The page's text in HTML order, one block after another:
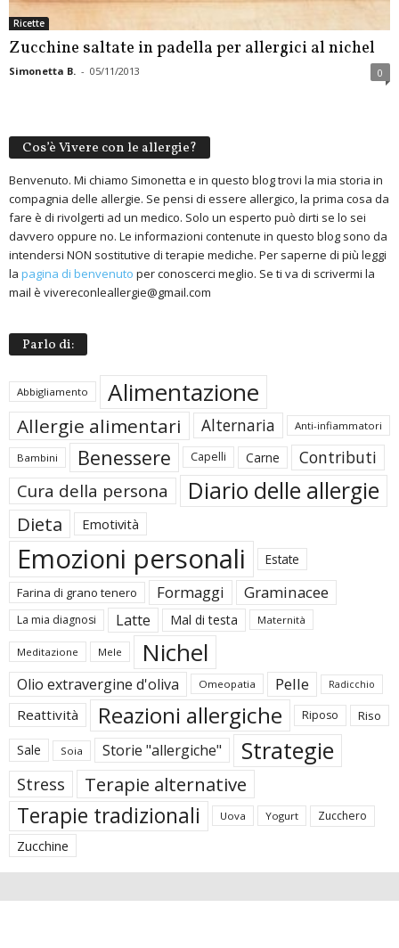
Ricette
Zucchine saltate in padella per allergici al nichel
Simonetta B. - 05/11/2013 0
Cos’è Vivere con le allergie?
Benvenuto. Mi chiamo Simonetta e in questo blog trovi la mia storia in
compagnia delle allergie. Se pensi di essere allergico, la prima cosa da
fare è di rivolgerti ad un medico. Solo un esperto può dirti se lo sei
davvero oppure no. Le informazioni contenute in questo blog sono da
intendersi NON sostitutive di terapie mediche. Per saperne di più leggi
la pagina di benvenuto per conoscerci meglio. Se ti va di scrivermi la
mail è vivereconleallergie@gmail.com
Parlo di:
Abbigliamento Alimentazione
Allergie alimentari Alternaria Anti-infiammatori
Bambini Benessere Capelli Carne Contributi
Cura della persona Diario delle allergie
Dieta Emotività
Emozioni personali Estate
Farina di grano tenero Formaggi Graminacee
La mia diagnosi Latte Mal di testa Maternità
Meditazione Mele Nichel
Olio extravergine d'oliva Omeopatia Pelle Radicchio
Reattività Reazioni allergiche Riposo Riso
Sale Soia Storie "allergiche" Strategie
Stress Terapie alternative
Terapie tradizionali Uova Yogurt Zucchero
Zucchine